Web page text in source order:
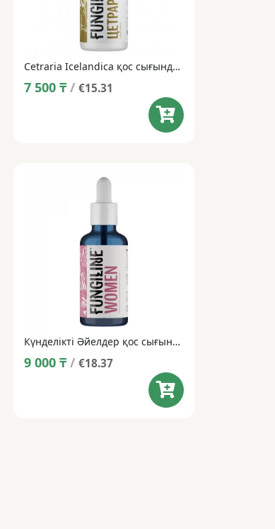
Cetraria Icelandica қос сығындысы • 50 мл
7 500 ₸ / €15.31
Күнделікті Әйелдер қос сығындысы • 50 мл
9 000 ₸ / €18.37